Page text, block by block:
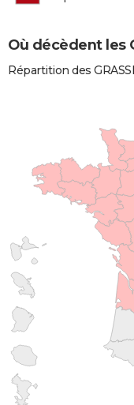
Où décèdent les
Répartition des